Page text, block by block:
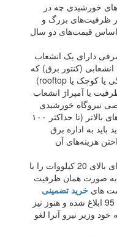
خورشیدی چه در
ظرفیت‌های بزرگ و
تغییر بر اساس قیمت‌های دو سال
دارای یک انشعاب
انشعابی (کنتور برق) که
دارد نیروگاه خورشیدی انشعابی (خانگی یا کوچک یا rooftop)
یا آمپراژ انشعاب
نیروگاه خورشیدی
احداث نماید و اگر بخواهد در ظرفیت‌های بالاتر (تا حداکثر ۱۰۰
به اداره برق
هزینه‌های آن
باید توجه داشت که معمولا ظرفیت های بالای 20 کیلووات را با
به صورت همان ظرفیت
های خرید تضمینی
فوق از نیمه دوم سال 95 ابلاغ شده و هنوز نیز
وزیر نیرو آنرا لغو